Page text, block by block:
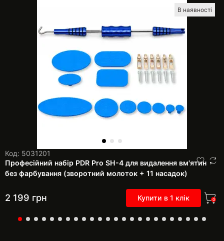
В наявності
Код: 5031201
Професійний набір PDR Pro SH-4 для видалення вм'ятин
без фарбування (зворотний молоток + 11 насадок)
2 199 грн Купити в 1 клік 0